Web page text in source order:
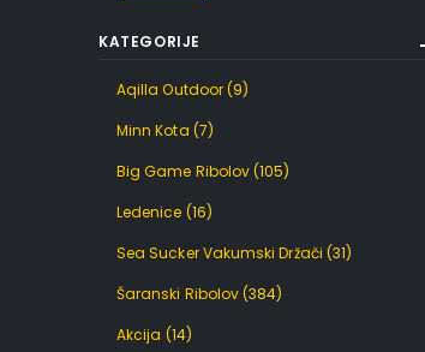
KATEGORIJE
Aqilla Outdoor (9)
Minn Kota (7)
Big Game Ribolov (105)
Ledenice (16)
Sea Sucker Vakumski Držači (31)
Šaranski Ribolov (384)
Akcija (14)